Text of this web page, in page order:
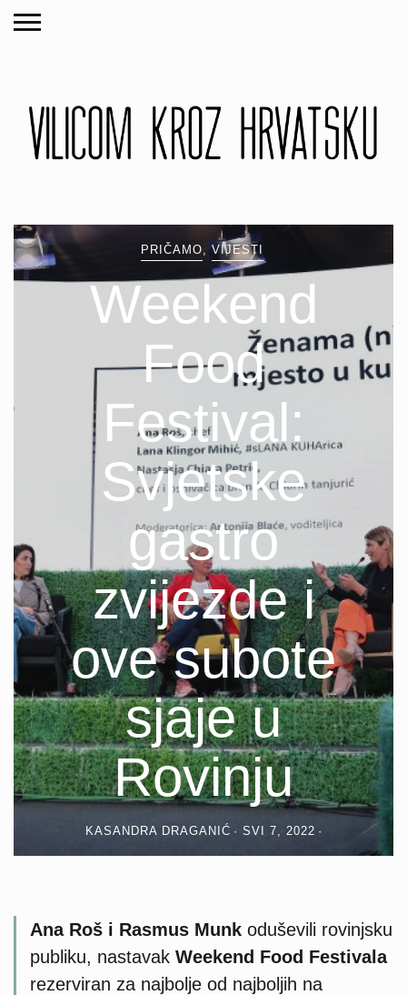
PRIČAMO ,VIJESTI
Weekend
Food
Festival:
Svjetske
gastro
zvijezde i
ove subote
sjaje u
Rovinju
KASANDRA DRAGANIĆ SVI 7, 2022
Ana Roš i Rasmus Munk oduševili rovinjsku
publiku, nastavak Weekend Food Festivala
rezerviran za najbolje od najboljih na